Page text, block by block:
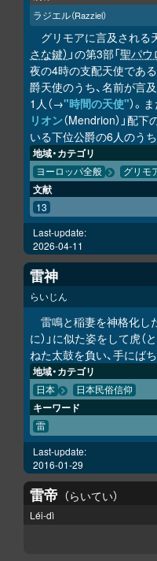
ラジエル（Razziel）
グリモアに言及される
さな鍵） 」の第3部「聖パウ
夜の4時の支配天使である
爵天使のうち、名前が言
1人（→"時間の天使"）。
リオン（Mendrion）」配
いる下位公爵の6人のう
地域・カテゴリ
ヨーロッパ全般 グリモ
文献
13
Last-update:
2026-04-11
雷神
らいじん
雷鳴と稲妻を神格化し
に）」に似た姿をして虎（
ねた太鼓を負い、手にば
地域・カテゴリ
日本 日本民俗信仰
キーワード
雷
Last-update:
2016-01-29
雷帝 らいてい
Léi-dì